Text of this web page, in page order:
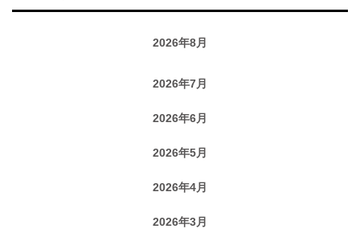
2026年8月
2026年7月
2026年6月
2026年5月
2026年4月
2026年3月